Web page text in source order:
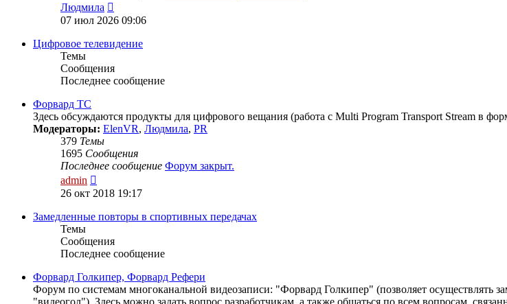
Людмила
к
сообщению
07 июл 2026 09:06
Цифровое телевидение
Темы
Сообщения
Последнее сообщение
Форвард ТС
Здесь обсуждаются продукты для цифрового вещания (работа с Multi Program Transport Stream в
Модераторы: ElenVR, Людмила, PR
379 Темы
1695 Сообщения
Последнее сообщение Форум закрыт.
admin
к
сообщению
26 окт 2018 19:17
Замедленные повторы в спортивных передачах
Темы
Сообщения
Последнее сообщение
Форвард Голкипер, Форвард Рефери
Форум по системам многоканальной видеозаписи: "Форвард Голкипер" (позволяет осуществлять
"видеогол"). Здесь можно задать вопрос разработчикам, а также общаться по всем вопросам,